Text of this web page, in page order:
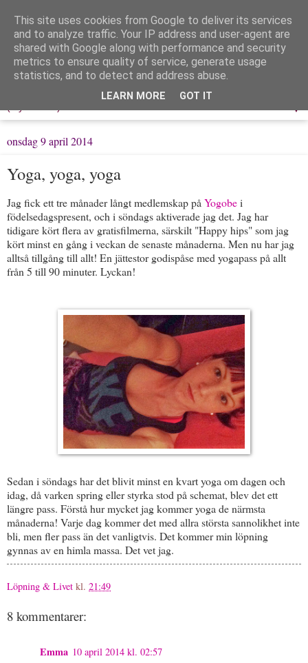
Löpning & Livet
Mitt liv, mina tankar & min träning
▼
onsdag 9 april 2014
Yoga, yoga, yoga
Jag fick ett tre månader långt medlemskap på Yogobei
födelsedagspresent, och i söndags aktiverade jag det. Jag har
tidigare kört flera av gratisfilmerna, särskilt "Happy hips" som jag
kört minst en gång i veckan de senaste månaderna. Men nu har jag
alltså tillgång till allt! En jättestor godispåse med yogapass på allt
från 5 till 90 minuter. Lyckan!
Sedan i söndags har det blivit minst en kvart yoga om dagen och
idag, då varken spring eller styrka stod på schemat, blev det ett
längre pass. Förstå hur mycket jag kommer yoga de närmsta
månaderna! Varje dag kommer det med allra största sannolikhet inte
bli, men fler pass än det vanligtvis. Det kommer min löpning
gynnas av en himla massa. Det vet jag.
Löpning & Livet kl. 21:49
8 kommentarer:
Emma 10 april 2014 kl. 02:57
This site uses cookies from Google to deliver its services
and to analyze traffic. Your IP address and user-agent are
shared with Google along with performance and security
metrics to ensure quality of service, generate usage
statistics, and to detect and address abuse.
LEARN MORE GOT IT